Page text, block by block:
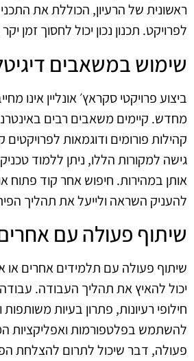
ראשונית של הרעיון, הכוללת את
לפרויקט. תכנון נכון יכול לחסוך זמן
שימוש במשאבים
ביצוע פרויקטי סקראץ׳ אונליין אינו
מחדש. קיימים משאבים רבים
קהילות פורומים ודוגמאות
גישה למקורות הללו, ניתן ללמוד
אותן במהירות. חיפוש אחר קוד פתוח
להעניק השראה ולייעל את תהליך
שיתוף פעולה עם
שיתוף פעולה עם תלמידים אחרים או
יכול להאיץ את תהליך העבודה.
חילופי רעיונות, פתרון בעיות
להשתמש בפלטפורמות ואפליקציות
פעולה, דבר שיכול לתרום להצלחת